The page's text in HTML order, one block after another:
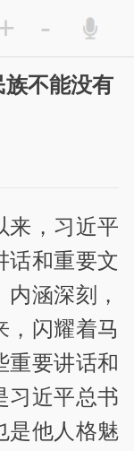
-
不能没有
来，习近平
话和重要文
涵深刻，
，闪耀着马
重要讲话和
习近平总书
是他人格魅